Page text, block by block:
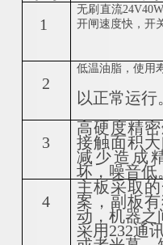
1
无刷直流
开闸速度快，开
2
低温油脂，使用
以正常运行
3
高硬度精
接触面积
减少造成
坏，噪音低
4
主板采取
案，副板
动，机器之
采用232通